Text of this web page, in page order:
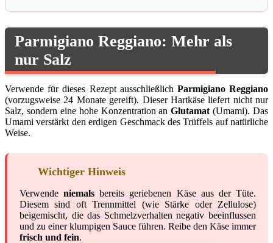
Parmigiano Reggiano: Mehr als
nur Salz
Verwende für dieses Rezept ausschließlich Parmigiano Reggiano
(vorzugsweise 24 Monate gereift). Dieser Hartkäse liefert nicht nur
Salz, sondern eine hohe Konzentration anGlutamat (Umami). Das
Umami verstärkt den erdigen Geschmack des Trüffels auf natürliche
Weise.
Wichtiger Hinweis
Verwendeniemals bereits geriebenen Käse aus der Tüte.
Diesem sind oft Trennmittel (wie Stärke oder Zellulose)
beigemischt, die das Schmelzverhalten negativ beeinflussen
und zu einer klumpigen Sauce führen. Reibe den Käse immer
frisch und fein.